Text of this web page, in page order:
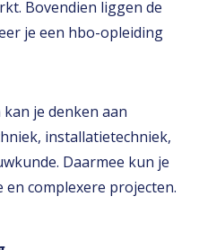
Bovendien liggen de
je een hbo-opleiding
je denken aan
installatietechniek,
Daarmee kun je
complexere projecten.